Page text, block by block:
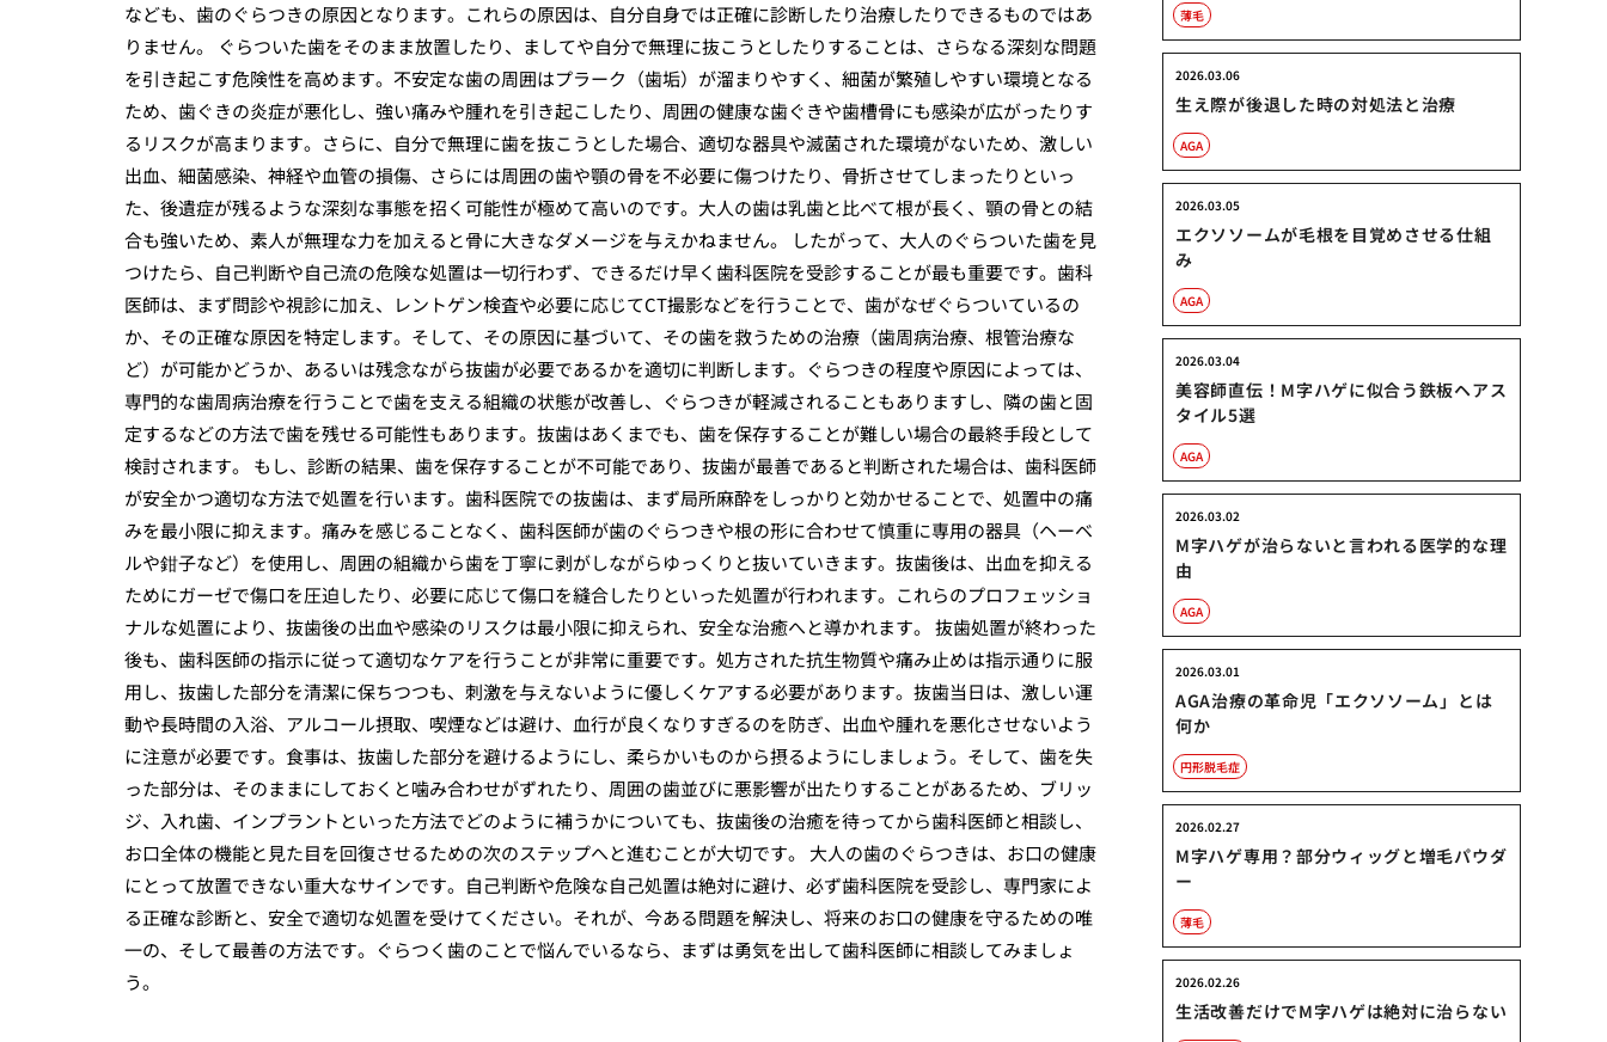
なども、歯のぐらつきの原因となります。これらの原因は、自分自身では正確に診断したり治療したりできるものではあ
りません。 ぐらついた歯をそのまま放置したり、ましてや自分で無理に抜こうとしたりすることは、さらなる深刻な問題
を引き起こす危険性を高めます。不安定な歯の周囲はプラーク（歯垢）が溜まりやすく、細菌が繁殖しやすい環境となる
ため、歯ぐきの炎症が悪化し、強い痛みや腫れを引き起こしたり、周囲の健康な歯ぐきや歯槽骨にも感染が広がったりす
るリスクが高まります。さらに、自分で無理に歯を抜こうとした場合、適切な器具や滅菌された環境がないため、激しい
出血、細菌感染、神経や血管の損傷、さらには周囲の歯や顎の骨を不必要に傷つけたり、骨折させてしまったりといっ
た、後遺症が残るような深刻な事態を招く可能性が極めて高いのです。大人の歯は乳歯と比べて根が長く、顎の骨との結
合も強いため、素人が無理な力を加えると骨に大きなダメージを与えかねません。 したがって、大人のぐらついた歯を見
つけたら、自己判断や自己流の危険な処置は一切行わず、できるだけ早く歯科医院を受診することが最も重要です。歯科
医師は、まず問診や視診に加え、レントゲン検査や必要に応じてCT撮影などを行うことで、歯がなぜぐらついているの
か、その正確な原因を特定します。そして、その原因に基づいて、その歯を救うための治療（歯周病治療、根管治療な
ど）が可能かどうか、あるいは残念ながら抜歯が必要であるかを適切に判断します。ぐらつきの程度や原因によっては、
専門的な歯周病治療を行うことで歯を支える組織の状態が改善し、ぐらつきが軽減されることもありますし、隣の歯と固
定するなどの方法で歯を残せる可能性もあります。抜歯はあくまでも、歯を保存することが難しい場合の最終手段として
検討されます。 もし、診断の結果、歯を保存することが不可能であり、抜歯が最善であると判断された場合は、歯科医師
が安全かつ適切な方法で処置を行います。歯科医院での抜歯は、まず局所麻酔をしっかりと効かせることで、処置中の痛
みを最小限に抑えます。痛みを感じることなく、歯科医師が歯のぐらつきや根の形に合わせて慎重に専用の器具（ヘーベ
ルや鉗子など）を使用し、周囲の組織から歯を丁寧に剥がしながらゆっくりと抜いていきます。抜歯後は、出血を抑える
ためにガーゼで傷口を圧迫したり、必要に応じて傷口を縫合したりといった処置が行われます。これらのプロフェッショ
ナルな処置により、抜歯後の出血や感染のリスクは最小限に抑えられ、安全な治癒へと導かれます。 抜歯処置が終わった
後も、歯科医師の指示に従って適切なケアを行うことが非常に重要です。処方された抗生物質や痛み止めは指示通りに服
用し、抜歯した部分を清潔に保ちつつも、刺激を与えないように優しくケアする必要があります。抜歯当日は、激しい運
動や長時間の入浴、アルコール摂取、喫煙などは避け、血行が良くなりすぎるのを防ぎ、出血や腫れを悪化させないよう
に注意が必要です。食事は、抜歯した部分を避けるようにし、柔らかいものから摂るようにしましょう。そして、歯を失
った部分は、そのままにしておくと噛み合わせがずれたり、周囲の歯並びに悪影響が出たりすることがあるため、ブリッ
ジ、入れ歯、インプラントといった方法でどのように補うかについても、抜歯後の治癒を待ってから歯科医師と相談し、
お口全体の機能と見た目を回復させるための次のステップへと進むことが大切です。 大人の歯のぐらつきは、お口の健康
にとって放置できない重大なサインです。自己判断や危険な自己処置は絶対に避け、必ず歯科医院を受診し、専門家によ
る正確な診断と、安全で適切な処置を受けてください。それが、今ある問題を解決し、将来のお口の健康を守るための唯
一の、そして最善の方法です。ぐらつく歯のことで悩んでいるなら、まずは勇気を出して歯科医師に相談してみましょ
う。
薄毛
生え際が後退した時の対処法と治療
2026.03.06
AGA
エクソソームが毛根を目覚めさせる仕組
み
2026.03.05
AGA
美容師直伝！M字ハゲに似合う鉄板ヘアス
タイル5選
2026.03.04
AGA
M字ハゲが治らないと言われる医学的な理
由
2026.03.02
AGA
AGA治療の革命児「エクソソーム」とは
何か
2026.03.01
円形脱毛症
M字ハゲ専用？部分ウィッグと増毛パウダ
ー
2026.02.27
薄毛
生活改善だけでM字ハゲは絶対に治らない
2026.02.26